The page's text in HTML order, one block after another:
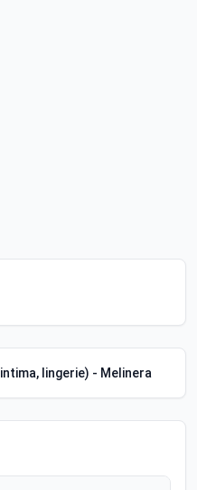
lingerie) - Melinera